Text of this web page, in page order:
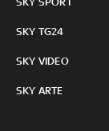
SKY TG24
SKY VIDEO
SKY ARTE